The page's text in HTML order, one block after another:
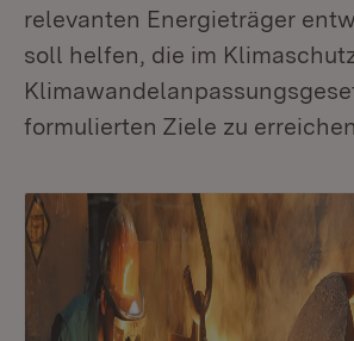
relevanten Energieträger
soll helfen, die im
formulierten Ziele zu